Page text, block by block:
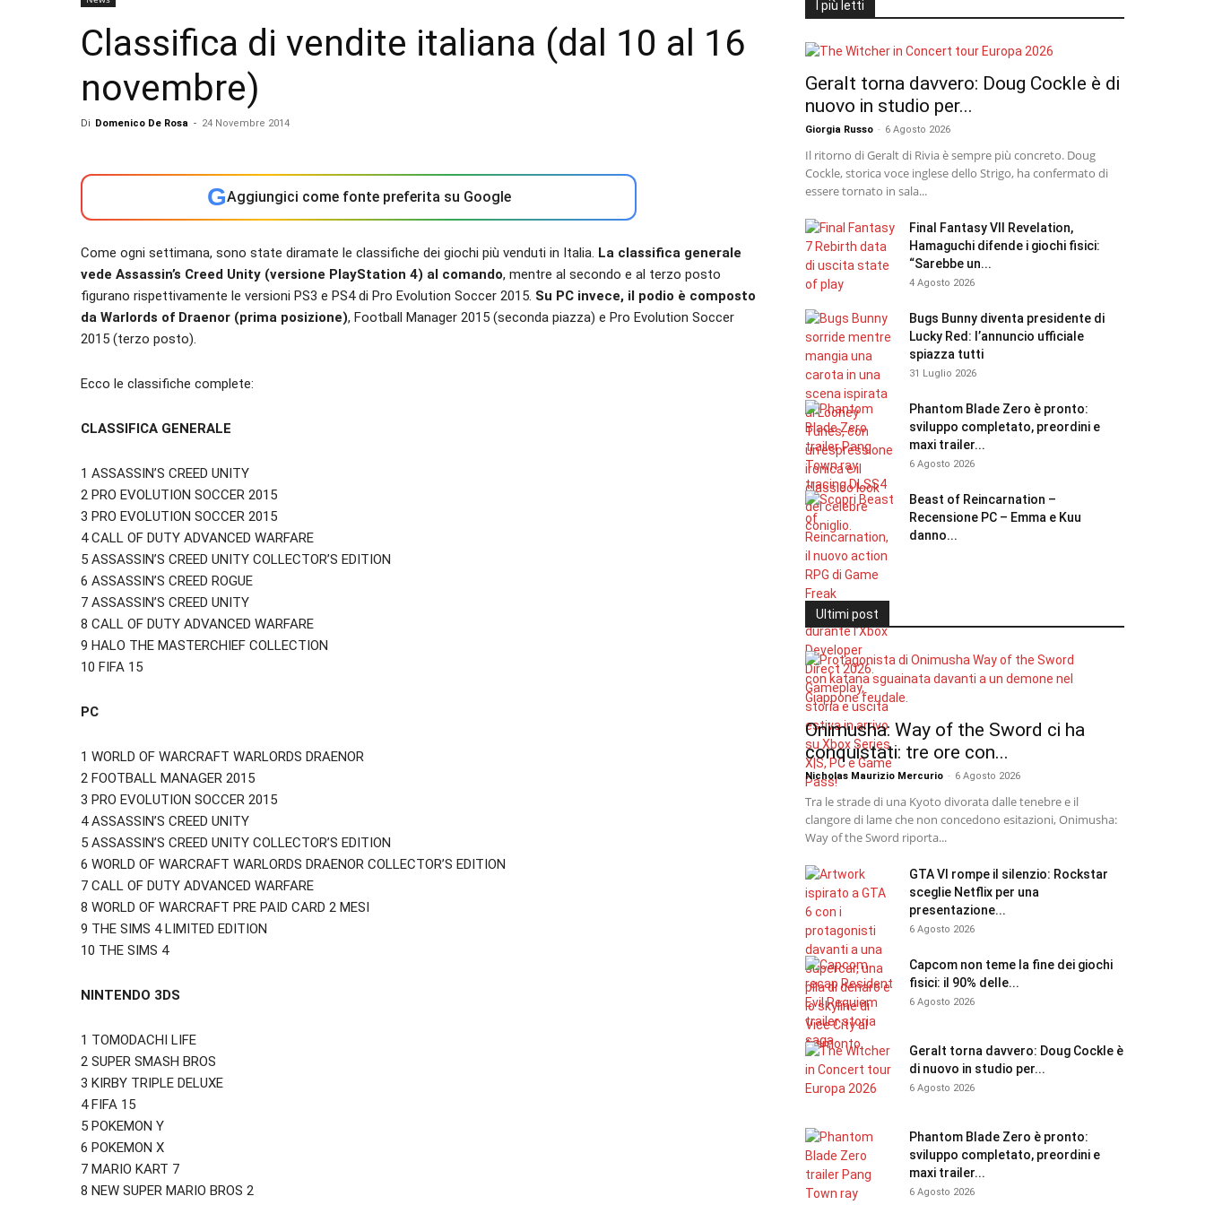
Classifica di vendite italiana (dal 10 al 16
novembre)
Di Domenico De Rosa - 24 Novembre 2014
GAggiungici come fonte preferita su Google
Come ogni settimana, sono state diramate le classifiche dei giochi più venduti in Italia. La classifica generale
vede Assassin’s Creed Unity (versione PlayStation 4) al comando, mentre al secondo e al terzo posto
figurano rispettivamente le versioni PS3 e PS4 di Pro Evolution Soccer 2015. Su PC invece, il podio è composto
da Warlords of Draenor (prima posizione), Football Manager 2015 (seconda piazza) e Pro Evolution Soccer
2015 (terzo posto).
Ecco le classifiche complete:
CLASSIFICA GENERALE
1 ASSASSIN’S CREED UNITY
2 PRO EVOLUTION SOCCER 2015
3 PRO EVOLUTION SOCCER 2015
4 CALL OF DUTY ADVANCED WARFARE
5 ASSASSIN’S CREED UNITY COLLECTOR’S EDITION
6 ASSASSIN’S CREED ROGUE
7 ASSASSIN’S CREED UNITY
8 CALL OF DUTY ADVANCED WARFARE
9 HALO THE MASTERCHIEF COLLECTION
10 FIFA 15
PC
1 WORLD OF WARCRAFT WARLORDS DRAENOR
2 FOOTBALL MANAGER 2015
3 PRO EVOLUTION SOCCER 2015
4 ASSASSIN’S CREED UNITY
5 ASSASSIN’S CREED UNITY COLLECTOR’S EDITION
6 WORLD OF WARCRAFT WARLORDS DRAENOR COLLECTOR’S EDITION
7 CALL OF DUTY ADVANCED WARFARE
8 WORLD OF WARCRAFT PRE PAID CARD 2 MESI
9 THE SIMS 4 LIMITED EDITION
10 THE SIMS 4
NINTENDO 3DS
1 TOMODACHI LIFE
2 SUPER SMASH BROS
3 KIRBY TRIPLE DELUXE
4 FIFA 15
5 POKEMON Y
6 POKEMON X
7 MARIO KART 7
8 NEW SUPER MARIO BROS 2
I più letti
Geralt torna davvero: Doug Cockle è di
nuovo in studio per...
Giorgia Russo - 6 Agosto 2026
Il ritorno di Geralt di Rivia è sempre più concreto. Doug
Cockle, storica voce inglese dello Strigo, ha confermato di
essere tornato in sala...
Final Fantasy VII Revelation,
Hamaguchi difende i giochi fisici:
“Sarebbe un...
4 Agosto 2026
Bugs Bunny diventa presidente di
Lucky Red: l’annuncio ufficiale
spiazza tutti
31 Luglio 2026
Phantom Blade Zero è pronto:
sviluppo completato, preordini e
maxi trailer...
6 Agosto 2026
Beast of Reincarnation –
Recensione PC – Emma e Kuu
danno...
Ultimi post
Onimusha: Way of the Sword ci ha
conquistati: tre ore con...
Nicholas Maurizio Mercurio - 6 Agosto 2026
Tra le strade di una Kyoto divorata dalle tenebre e il
clangore di lame che non concedono esitazioni, Onimusha:
Way of the Sword riporta...
GTA VI rompe il silenzio: Rockstar
sceglie Netflix per una
presentazione...
6 Agosto 2026
Capcom non teme la fine dei giochi
fisici: il 90% delle...
6 Agosto 2026
Geralt torna davvero: Doug Cockle è
di nuovo in studio per...
6 Agosto 2026
Phantom Blade Zero è pronto:
sviluppo completato, preordini e
maxi trailer...
6 Agosto 2026